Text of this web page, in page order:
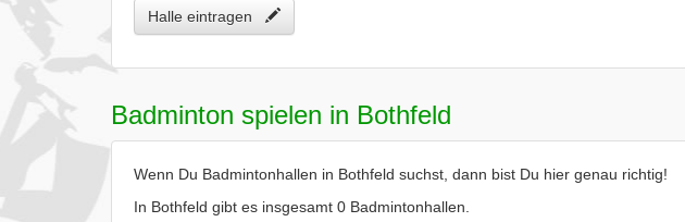
Halle eintragen
Badminton spielen in Bothfeld
Wenn Du Badmintonhallen in Bothfeld suchst, dann bist Du hier genau richtig!
In Bothfeld gibt es insgesamt 0 Badmintonhallen.